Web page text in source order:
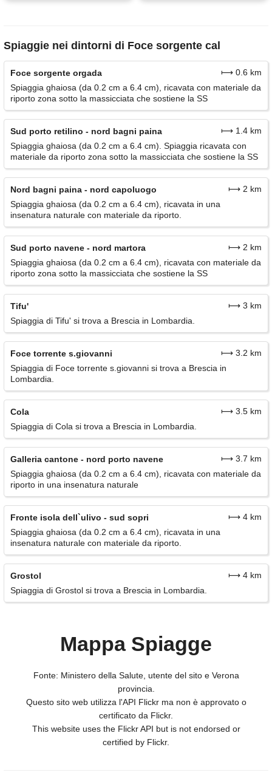
Spiaggie nei dintorni di Foce sorgente cal
Foce sorgente orgada
⟼ 0.6 km
Spiaggia ghaiosa (da 0.2 cm a 6.4 cm), ricavata con materiale da
riporto zona sotto la massicciata che sostiene la SS
Sud porto retilino - nord bagni paina
⟼ 1.4 km
Spiaggia ghaiosa (da 0.2 cm a 6.4 cm). Spiaggia ricavata con
materiale da riporto zona sotto la massicciata che sostiene la SS
Nord bagni paina - nord capoluogo
⟼ 2 km
Spiaggia ghaiosa (da 0.2 cm a 6.4 cm), ricavata in una
insenatura naturale con materiale da riporto.
Sud porto navene - nord martora
⟼ 2 km
Spiaggia ghaiosa (da 0.2 cm a 6.4 cm), ricavata con materiale da
riporto zona sotto la massicciata che sostiene la SS
Tifu'
⟼ 3 km
Spiaggia di Tifu' si trova a Brescia in Lombardia.
Foce torrente s.giovanni
⟼ 3.2 km
Spiaggia di Foce torrente s.giovanni si trova a Brescia in
Lombardia.
Cola
⟼ 3.5 km
Spiaggia di Cola si trova a Brescia in Lombardia.
Galleria cantone - nord porto navene
⟼ 3.7 km
Spiaggia ghaiosa (da 0.2 cm a 6.4 cm), ricavata con materiale da
riporto in una insenatura naturale
Fronte isola dell`ulivo - sud sopri
⟼ 4 km
Spiaggia ghaiosa (da 0.2 cm a 6.4 cm), ricavata in una
insenatura naturale con materiale da riporto.
Grostol
⟼ 4 km
Spiaggia di Grostol si trova a Brescia in Lombardia.
Mappa Spiagge
Fonte: Ministero della Salute, utente del sito e Verona
provincia.
Questo sito web utilizza l'API Flickr ma non è approvato o
certificato da Flickr.
This website uses the Flickr API but is not endorsed or
certified by Flickr.